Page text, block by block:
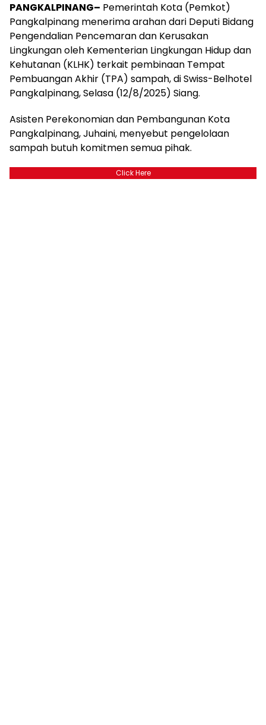
PANGKALPINANG– Pemerintah Kota (Pemkot)
Pangkalpinang menerima arahan dari Deputi Bidang
Pengendalian Pencemaran dan Kerusakan
Lingkungan oleh Kementerian Lingkungan Hidup dan
Kehutanan (KLHK) terkait pembinaan Tempat
Pembuangan Akhir (TPA) sampah, di Swiss-Belhotel
Pangkalpinang, Selasa (12/8/2025) Siang.
Asisten Perekonomian dan Pembangunan Kota
Pangkalpinang, Juhaini, menyebut pengelolaan
sampah butuh komitmen semua pihak.
Click Here